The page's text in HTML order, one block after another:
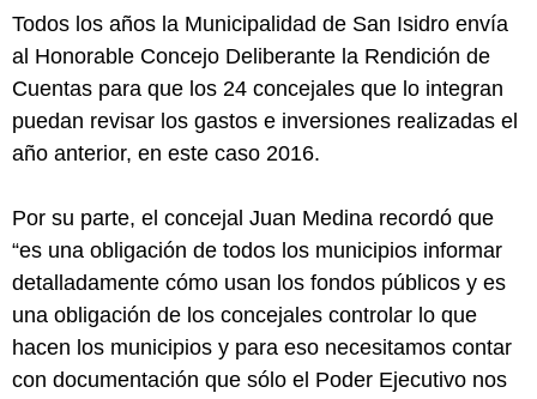
Todos los años la Municipalidad de San Isidro envía
al Honorable Concejo Deliberante la Rendición de
Cuentas para que los 24 concejales que lo integran
puedan revisar los gastos e inversiones realizadas el
año anterior, en este caso 2016.
Por su parte, el concejal Juan Medina recordó que
“es una obligación de todos los municipios informar
detalladamente cómo usan los fondos públicos y es
una obligación de los concejales controlar lo que
hacen los municipios y para eso necesitamos contar
con documentación que sólo el Poder Ejecutivo nos